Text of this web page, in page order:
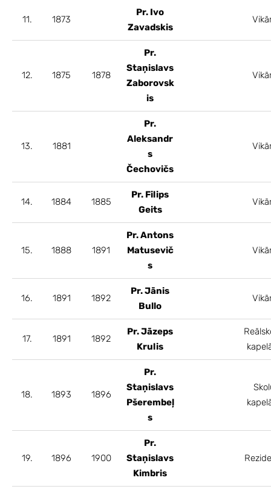
11. 1873
Pr. Ivo
Zavadskis
12. 1875 1878
Pr.
Staņislavs
Zaborovsk
is
13. 1881
Pr.
Aleksandr
s
Čechovičs
14. 1884 1885
Pr. Filips
Geits
15. 1888 1891
Pr. Antons
Matusevič
s
16. 1891 1892
Pr. Jānis
Bullo
17. 1891 1892
Pr. Jāzeps
Krulis
18. 1893 1896
Pr.
Staņislavs
Pšerembeļ
s
19. 1896 1900
Pr.
Staņislavs
Kimbris